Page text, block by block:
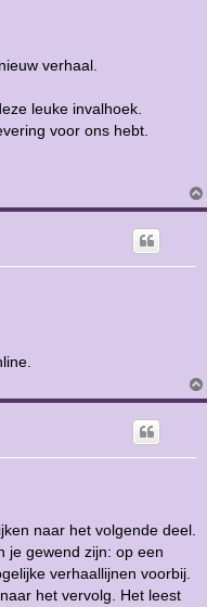
verhaal.
leuke invalhoek.
voor ons hebt.
naar het volgende deel.
je gewend zijn: op een
verhaallijnen voorbij.
het vervolg. Het leest